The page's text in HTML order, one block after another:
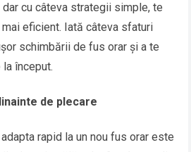
cu câteva strategii simple, te
eficient. Iată câteva sfaturi
schimbării de fus orar și a te
la început.
de plecare
rapid la un nou fus orar este